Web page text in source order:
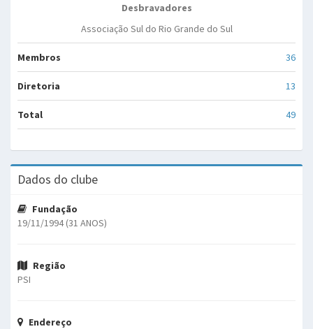
Desbravadores
Associação Sul do Rio Grande do Sul
Membros 36
Diretoria 13
Total 49
Dados do clube
Fundação
19/11/1994 (31 ANOS)
Região
PSI
Endereço